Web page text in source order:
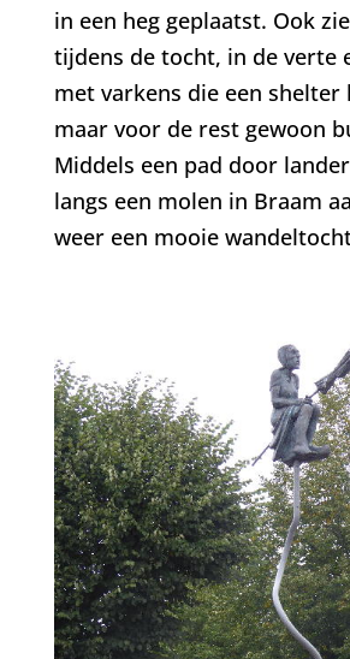
in een heg geplaatst. Ook
tijdens de tocht, in de verte
met varkens die een shelter
maar voor de rest gewoon
Middels een pad door
langs een molen in Braam
weer een mooie